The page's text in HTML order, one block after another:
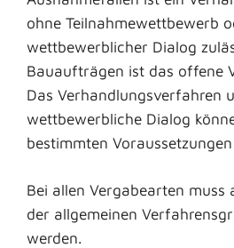
ohne Teilnahmewettbewerb
wettbewerblicher Dialog
Bauaufträgen ist das offene
Das Verhandlungsverfahren
wettbewerbliche Dialog
bestimmten
Bei allen Vergabearten muss
der allgemeinen
werden.